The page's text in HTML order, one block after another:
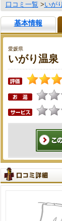
口コミ一覧 >いが
基本情報
愛媛県
いがり温泉